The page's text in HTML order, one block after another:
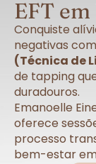
EFT
Conquiste
negativas com
(Técnica de
de tapping
duradouros.
Emanoelle
oferece
processo
bem-estar